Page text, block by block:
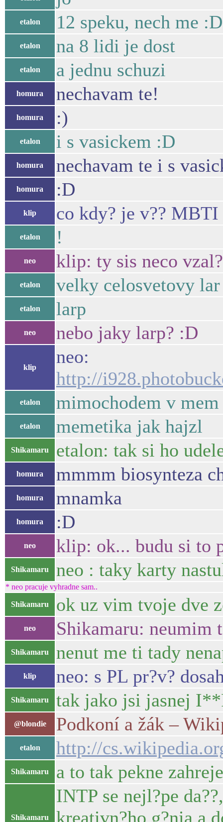
etalon 12 speku, nech me :D
etalon na 8 lidi je dost
etalon a jednu schuzi
homura nechavam te!
homura :)
etalon i s vasickem :D
homura nechavam te i s
homura :D
klip co kdy? je v??
etalon !
neo klip: ty sis neco vzal?
etalon velky celosvetovy lar
etalon larp
neo nebo jaky larp? :D
klip
neo:
http://
etalon mimochodem v
etalon memetika jak hajzl
Shikamaru etalon: tak si ho
homura mmmm biosynteza
homura mnamka
homura :D
neo klip: ok... budu si to
Shikamaru neo : taky karty
* neo pracuje vyhradne sam..
Shikamaru ok uz vim tvoje dve
neo Shikamaru: neumim
Shikamaru nenut me ti tady
klip neo: s PL pr?v?
Shikamaru tak jako jsi jasnej
@blondie Podkoní a žák –
etalon http://
Shikamaru a to tak pekne
Shikamaru
INTP se nejl?pe
kreativn?ho g?nia a